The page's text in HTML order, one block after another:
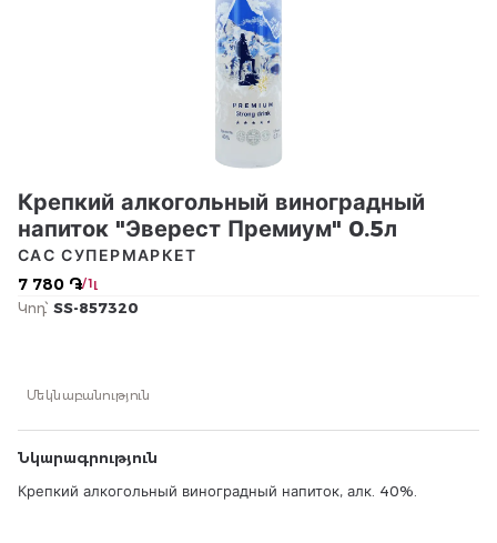
Крепкий алкогольный виноградный
напиток "Эверест Премиум" 0.5л
7 780 ֏/ 1լ
САС СУПЕРМАРКЕТ
Կոդ՝ SS-857320
Մեկնաբանություն
Նկարագրություն
Крепкий алкогольный виноградный напиток, алк. 40%.